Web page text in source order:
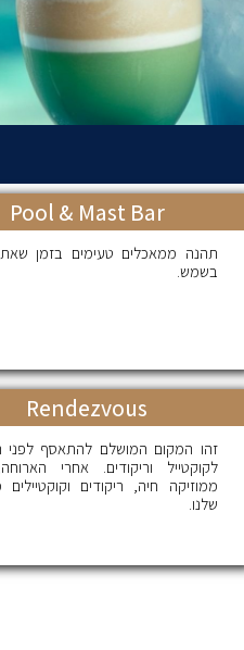
Pool & Mast Bar
תהנה ממאכלים טעימים בזמן
בשמש.
Rendezvous
זהו המקום המושלם להתאסף לפני
לקוקטייל וריקודים. אחרי
ממוזיקה חיה, ריקודים וקוקטיילים
שלנו.